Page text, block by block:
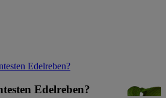
Edelreben?
Edelreben?